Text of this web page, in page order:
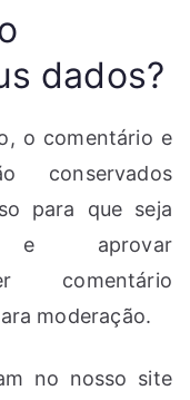
dados?
o comentário e
conservados
para que seja
e aprovar
comentário
moderação.
no nosso site